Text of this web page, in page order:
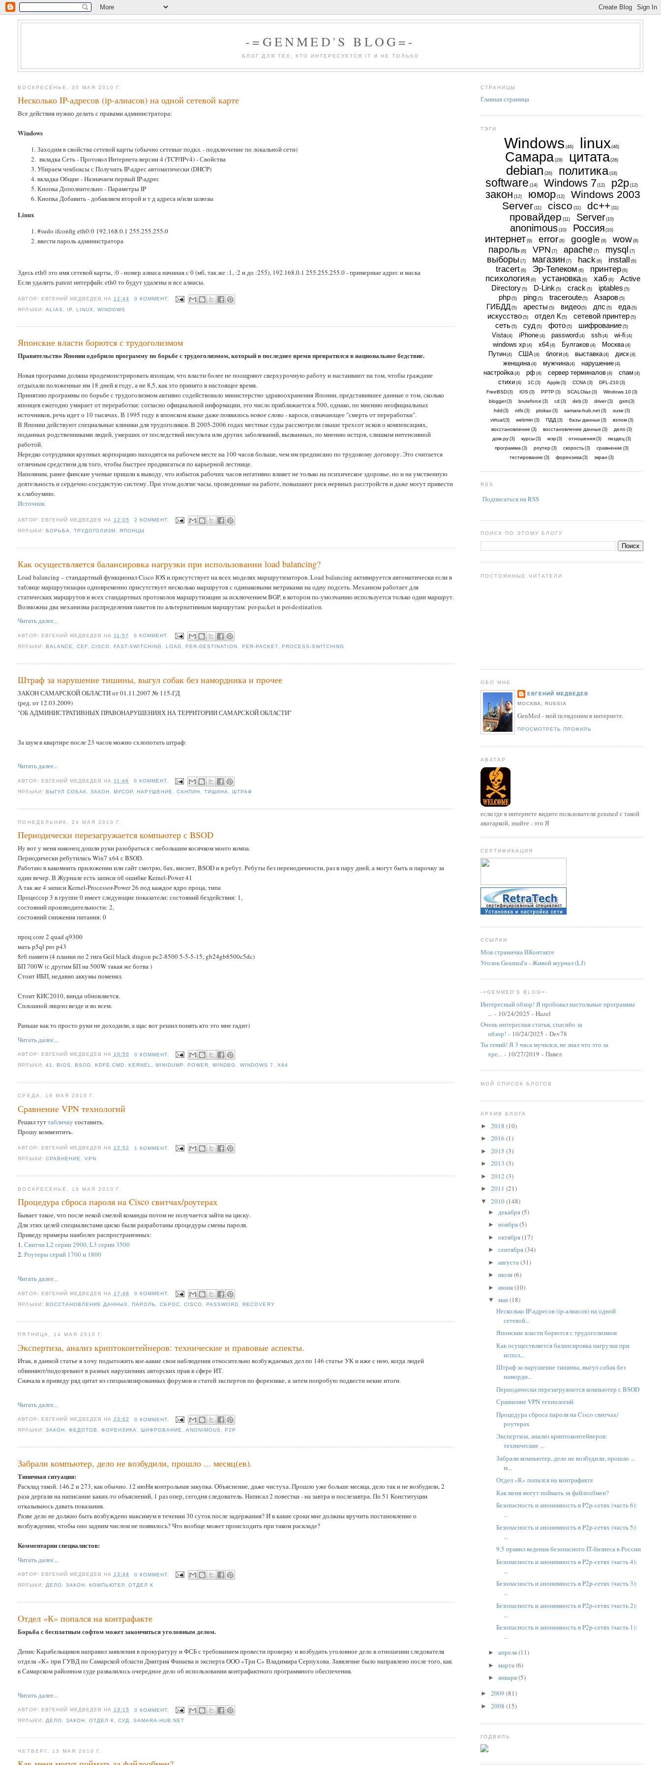
-=GENMED'S BLOG=-
БЛОГ ДЛЯ ТЕХ, КТО ИНТЕРЕСУЕТСЯ IT И НЕ ТОЛЬКО
ВОСКРЕСЕНЬЕ, 30 МАЯ 2010 Г.
Несколько IP-адресов (ip-алиасов) на одной сетевой карте
Все действия нужно делать с правами администратора:
Windows
Заходим в свойства сетевой карты (обычно сетевые подкл. - подключение по локальной сети)
вкладка Сеть - Протокол Интернета версии 4 (TCP/IPv4) - Свойства
Убираем чекбоксы с Получить IP-адрес автоматически (DHCP)
вкладка Общие - Назначаем первый IP-адрес
Кнопка Дополнительно - Параметры IP
Кнопка Добавить - добавляем второй и т д адреса и/или шлюзы
Linux
#sudo ifconfig eth0:0 192.168.0.1 255.255.255.0
ввести пароль администратора
Здесь eth0 это имя сетевой карты, :0 - номер алиаса начиная с 0 (мб, так же :1, :2 и до :255), 192.168.0.1 255.255.255.0 - примерные адрес и маска
Если удалить parent интерфайс eth0 то будут удалены и все алиасы.
АВТОР: ЕВГЕНИЙ МЕДВЕДЕВ НА 12:44
0 КОММЕНТ.
ЯРЛЫКИ: ALIAS IP LINUX WINDOWS
Японские власти борются с трудоголизмом
Правительство Японии одобрило программу по борьбе с трудоголизмом, который в последнее время превратился в национальное бедствие.
Новая программа должна продемонстрировать японцам, что власти более не поощряют сверхурочную работу и настаивают на том, чтобы граждане
отдыхали положенные им 18 дней в году, а не 8,5, как это принято в настоящее время.
Принятию программы по борьбе с трудоголизмом активно содействовало министерство здравоохранения Японии, представившее данные о том, сколько
японцев ежегодно умирает от переработки: согласно официальной информации, это число приближается к 500, однако, по мнению неофициальных
источников, речь идет о 10 тысячах. В 1995 году в японском языке даже появилось новое слово - кароси, означающее "смерть от переработки".
В Японии действуют специальные клиники для трудоголиков. В 2005-2006 годах местные суды рассмотрели свыше трехсот исков о компенсациях,
поданных родственниками людей, умерших от последствий инсульта или других заболеваний, вызванных, по мнению истцов, слишком интенсивной
работой.
Нередко сотрудники крупных корпорацию находятся на рабочем месте на 100 часов больше, чем им предписано по трудовому договору. Это считается
отличным средством для того, чтобы быстрее продвигаться по карьерной лестнице.
Напомним, ранее финские ученые пришли к выводу, что избыток рабочих часов негативно влияет не только на психическое здоровье, но и на умственную
деятельность и сердечно-сосудистую систему. При этом долгие часы, проведенные на работе, повышают риск нервных расстройств и даже могут привести
к слабоумию.
Источник
АВТОР: ЕВГЕНИЙ МЕДВЕДЕВ НА 12:05
2 КОММЕНТ.
ЯРЛЫКИ: БОРЬБА ТРУДОГОЛИЗМ ЯПОНЦЫ
Как осуществляется балансировка нагрузки при использовании load balancing?
Load balancing – стандартный функционал Cisco IOS и присутствует на всех моделях маршрутизаторов. Load balancing активируется автоматически если в
таблице маршрутизации одновременно присутствует несколько маршрутов с одинаковыми метриками на одну подсеть. Механизм работает для
статических маршрутов и всех стандартных протоколов маршрутизации за исключением BGP, в котором по-умолчанию используется только один маршрут.
Возможны два механизма распределения пакетов по альтернативным маршрутам: per-packet и per-destination.
Читать далее...
АВТОР: ЕВГЕНИЙ МЕДВЕДЕВ НА 11:57
0 КОММЕНТ.
ЯРЛЫКИ: BALANCE CEF, CISCO FAST-SWITCHING ,LOAD ,PER-DESTINATION PER-PACKET, PROCESS-SWITCHING
Штраф за нарушение тишины, выгул собак без намордника и прочее
ЗАКОН САМАРСКОЙ ОБЛАСТИ от 01.11.2007 № 115-ГД
(ред. от 12.03.2009)
"ОБ АДМИНИСТРАТИВНЫХ ПРАВОНАРУШЕНИЯХ НА ТЕРРИТОРИИ САМАРСКОЙ ОБЛАСТИ"
За шум в квартире после 23 часов можно схлопотать штраф:
Читать далее...
АВТОР: ЕВГЕНИЙ МЕДВЕДЕВ НА 11:46
0 КОММЕНТ.
ЯРЛЫКИ: ВЫГУЛ СОБАК ЗАКОН МУСОР, НАРУШЕНИЕ ,САНПИН ,ТИШИНА ,ШТРАФ
ПОНЕДЕЛЬНИК, 24 МАЯ 2010 Г.
Периодически перезагружается компьютер с BSOD
Ну вот у меня наконец дошли руки разобраться с небольшим косячком моего компа.
Периодически ребутилась Win7 x64 с BSOD.
Работаю в какомнить приложении или сайт смотрю, бах, виснет, BSOD и в ребут. Ребуты без переиодичности, раз в пару дней, а могут быть и парочку за
один вечер. В Журнале есть записи об ошибке Kernel-Power 41
А так же 4 записи Kernel-Processor-Power 26 под каждое ядро проца, типа
Процессор 3 в группе 0 имеет следующие показатели: состояний бездействия: 1,
состояний производительности: 2,
состояний снижения питания: 0
проц core 2 quad q9300
мать p5ql pro p43
8гб памяти (4 планки по 2 гига Geil black dragon pc2-8500 5-5-5-15, gb24gb8500c5dc)
БП 700W (с другим БП на 500W такая же ботва )
Стоит ИБП, недавно аккумы поменял.
Стоит КИС2010, винда обновляется.
Сплошной лиценз везде и во всем.
Раньше как то просто руки не доходили, а щас вот решил понять кто это мне гадит)
Читать далее...
АВТОР: ЕВГЕНИЙ МЕДВЕДЕВ НА 10:50
0 КОММЕНТ.
ЯРЛЫКИ: 41 , BIOS , BSOD, KDFE.CMD, KERNEL, MINIDUMP, POWER,WINDBG , WINDOWS 7 , X64
СРЕДА, 19 МАЯ 2010 Г.
Сравнение VPN технологий
Решил туттабличкусоставить.
Прошу комментить.
АВТОР: ЕВГЕНИЙ МЕДВЕДЕВ НА 12:52
1 КОММЕНТ.
ЯРЛЫКИ: СРАВНЕНИЕ, VPN
ВОСКРЕСЕНЬЕ, 16 МАЯ 2010 Г.
Процедура сброса пароля на Cisco свитчах/роутерах
Бывает такое, что после некой смелой команды потом не получается зайти на циску.
Для этих целей специалистами циско были разработаны процедуры смены пароля.
Приведу примеры наиболее распространенных:
1.Свитчи L2 серии 2900, L3 серии 3500
2.Роутеры серий 1700 и 1800
Читать далее...
АВТОР: ЕВГЕНИЙ МЕДВЕДЕВ НА 17:48
0 КОММЕНТ.
ЯРЛЫКИ: ВОССТАНОВЛЕНИЕ ДАННЫХ ПАРОЛЬ ,СБРОС ,CISCO ,PASSWORD ,RECOVERY
ПЯТНИЦА, 14 МАЯ 2010 Г.
Экспертиза, анализ криптоконтейнеров: технические и правовые аспекты.
Итак, в данной статье я хочу подытожить кое-какие свои наблюдения относительно возбуждаемых дел по 146 статье УК и иже с нею, когда людей
обвиняют/подозревают в разных нарушениях авторских прав в сфере ИТ.
Сначала я приведу ряд цитат из специализированных форумов и статей экспертов по форензике, а затем попробую подвести некие итоги.
Читать далее...
АВТОР: ЕВГЕНИЙ МЕДВЕДЕВ НА 23:02
0 КОММЕНТ.
ЯРЛЫКИ: ЗАКОН , ФЕДОТОВ , ФОРЕНЗИКА, ШИФРОВАНИЕ,ANONIMOUS , P2P
Забрали компьютер, дело не возбудили, прошло ... месяц(ев).
Типичная ситуация:
Расклад такой. 146.2 и 273, как обычно. 12 июНя контрольная закупка. Объяснение, даже чистуха. Прошло уже больше месяца, дело так и не возбудили, 2
раза дергали на написание каких-то объяснений, 1 раз опер, сегодня следователь. Написал 2 повестки - на завтра и послезавтра. По 51 Конституции
отказываюсь давать показания.
Разве дело не должно быть возбуждено максимум в течении 30 суток после задержания? И в какие сроки мне должны вручить постановление о
возбуждении, чтобы оно задним числом не появилось? Что вообще может происходить при таком раскладе?
Комментарии специалистов:
Читать далее...
АВТОР: ЕВГЕНИЙ МЕДВЕДЕВ НА 13:44
0 КОММЕНТ.
ЯРЛЫКИ: ДЕЛО, ЗАКОН , КОМПЬЮТЕР, ОТДЕЛ К
Отдел «К» попался на контрафакте
Борьба с бесплатным софтом может закончиться уголовным делом.
Денис Карабельщиков направил заявления в прокуратуру и ФСБ с требованием провести проверку и возбудить уголовное дело в отношении следователя
отдела «К» при ГУВД по Самарской области Дмитрия Фанаева и эксперта ООО «Три С» Владимира Серпухова. Заявление было направлено после того, как
в Самарском район­ном суде развалилось очередное де­ло об использовании контрафакт­ного программного обеспечения.
Читать далее...
АВТОР: ЕВГЕНИЙ МЕДВЕДЕВ НА 13:15
0 КОММЕНТ.
ЯРЛЫКИ: ДЕЛО, ЗАКОН , ОТДЕЛ К, СУД,SAMARA-HUB.NET
ЧЕТВЕРГ, 13 МАЯ 2010 Г.
СТРАНИЦЫ
Главная страница
ТЭГИ
Windows (46) linux (46)
Самара (29) цитата(28)
debian (26) политика(18)
software (14) Windows 7(12) p2p (12)
закон (12) юмор (12)
Windows 2003
Server (11) cisco (11) dc++ (11)
провайдер (11) Server(10)
anonimous (10) Россия (10)
интернет (9) error (8) google (8) wow (8)
пароль (8) VPN (7) apache (7) mysql (7)
выборы (7) магазин (7) hack (6) install (6)
tracert (6) Эр-Телеком (6) принтер (6)
психология (6) установка(6) хаб (6)
Active
Directory (5) D-Link (5) crack (5) iptables (5)
php (5) ping (5) traceroute(5) Азаров (5)
ГИБДД (5) аресты (5) видео(5) дпс (5) еда (5)
искусство (5) отдел К (5) сетевой принтер (5)
сеть (5) суд (5) фото (5) шифрование (5)
Vista(4) iPhone (4) password (4) ssh (4) wi-fi (4)
windows xp (4) x64 (4) Булгаков (4) Москва (4)
Путин(4) США (4) блоги (4) выставка (4) диск (4)
женщина (4) мужчина(4) нарушение (4)
настройка(4) рф (4) сервер терминалов (4) спам (4)
стихи (4) 1С (3) Apple (3) CCNA (3) DFL-210 (3)
FreeBSD(3) IOS (3) PPTP (3) SCALOlaz (3) Windows 10 (3)
blogger(3) bruteforce (3) cd (3) deb (3) driver (3) gsm(3)
hdd (3) ntfs (3) ptokax (3) samara-hub.net (3) suse (3)
virtual(3) webmin (3) ПДД (3) базы данных (3) взлом (3)
восстановление (3) восстановление данных (3) дело (3)
дом.ру (3) курсы (3) мэр(3) отношения (3) пиздец (3)
программа (3) роутер (3) скорость (3) сравнение (3)
тестирование (3) форензика (3) экран (3)
RSS
Подписаться на RSS
ПОИСК ПО ЭТОМУ БЛОГУ
ПОСТОЯННЫЕ ЧИТАТЕЛИ
ОБО МНЕ
ЕВГЕНИЙ МЕДВЕДЕВ
МОСКВА, RUSSIA
GenMed - мой псевдоним в интернете.
ПРОСМОТРЕТЬ ПРОФИЛЬ
АВАТАР
если где в интернете видите пользователя genmed с такой
аватаркой, знайте - это Я
СЕРТИФИКАЦИЯ
ССЫЛКИ
Моя страничка ВКонтакте
Уголок Genmed'а - Живой журнал (LJ)
-=GENMED'S BLOG=-
Интересный обзор! Я пробовал настольные программы
...- 10/24/2025 - Hazel
Очень интересная статья, спасибо за
обзор! - 10/24/2025 - Dev78
Ты гений! Я 3 часа мучился, не знал что это за
хре...- 10/27/2019 - Павел
МОЙ СПИСОК БЛОГОВ
АРХИВ БЛОГА
► 2018 (10)
► 2016 (1)
► 2015 (3)
► 2013 (3)
► 2012 (3)
► 2011 (21)
▼ 2010(148)
► декабря(5)
►ноября(5)
►октября(17)
►сентября(34)
►августа(31)
►июля(6)
►июня(10)
▼мая(18)
Несколько IP-адресов (ip-алиасов) на одной
сетевой...
Японские власти борются с трудоголизмом
Как осуществляется балансировка нагрузки при
испол...
Штраф за нарушение тишины, выгул собак без
намордн...
Периодически перезагружается компьютер с BSOD
Сравнение VPN технологий
Процедура сброса пароля на Cisco свитчах/
роутерах
Экспертиза, анализ криптоконтейнеров:
технические ...
Забрали компьютер, дело не возбудили, прошло ...
м...
Отдел «К» попался на контрафакте
Как меня могут поймать за файлообмен?
Безопасность и анонимность в P2p-сетях (часть 6):
...
Безопасность и анонимность в P2p-сетях (часть 5):
...
9,5 правил ведения безопасного IT-бизнеса в России
Безопасность и анонимность в P2p-сетях (часть 4):
...
Безопасность и анонимность в P2p-сетях (часть 3):
...
Безопасность и анонимность в P2p-сетях (часть 2):
...
Безопасность и анонимность в P2p-сетях (часть 1):
...
►апреля(11)
►марта(6)
►января(5)
► 2009 (81)
► 2008 (15)
ГОДВИЛЬ